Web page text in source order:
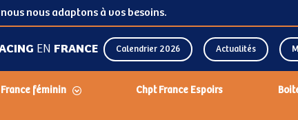
nous adaptons à vos besoins.
EN FRANCE Calendrier 2026 Actualités
féminin Chpt France Espoirs